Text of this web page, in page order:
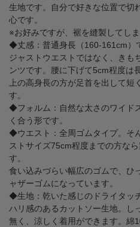
生地です。自分で好きな位置で切
心です。
※お好みですが、裾を縫製してし
◆丈感：普通身長（160-161cm）
ジャストウエストではなく、きも
ンツです。腰に下げて5cm程度は
上の高身長の方が足首を出して
す。
◆フォルム：自然な太さのワイド
く合う形です。
◆ウエスト：全周ゴムタイプ。そ
ストサイズ75cm程度までの方な
す。
食い込みづらい幅広のゴムで、ひ
ャザーゴムになっています。
◆生地：乾いた感じのドライタッ
ハリ感のあるカットソー生地。し
無く、涼しく着用ができます。綿